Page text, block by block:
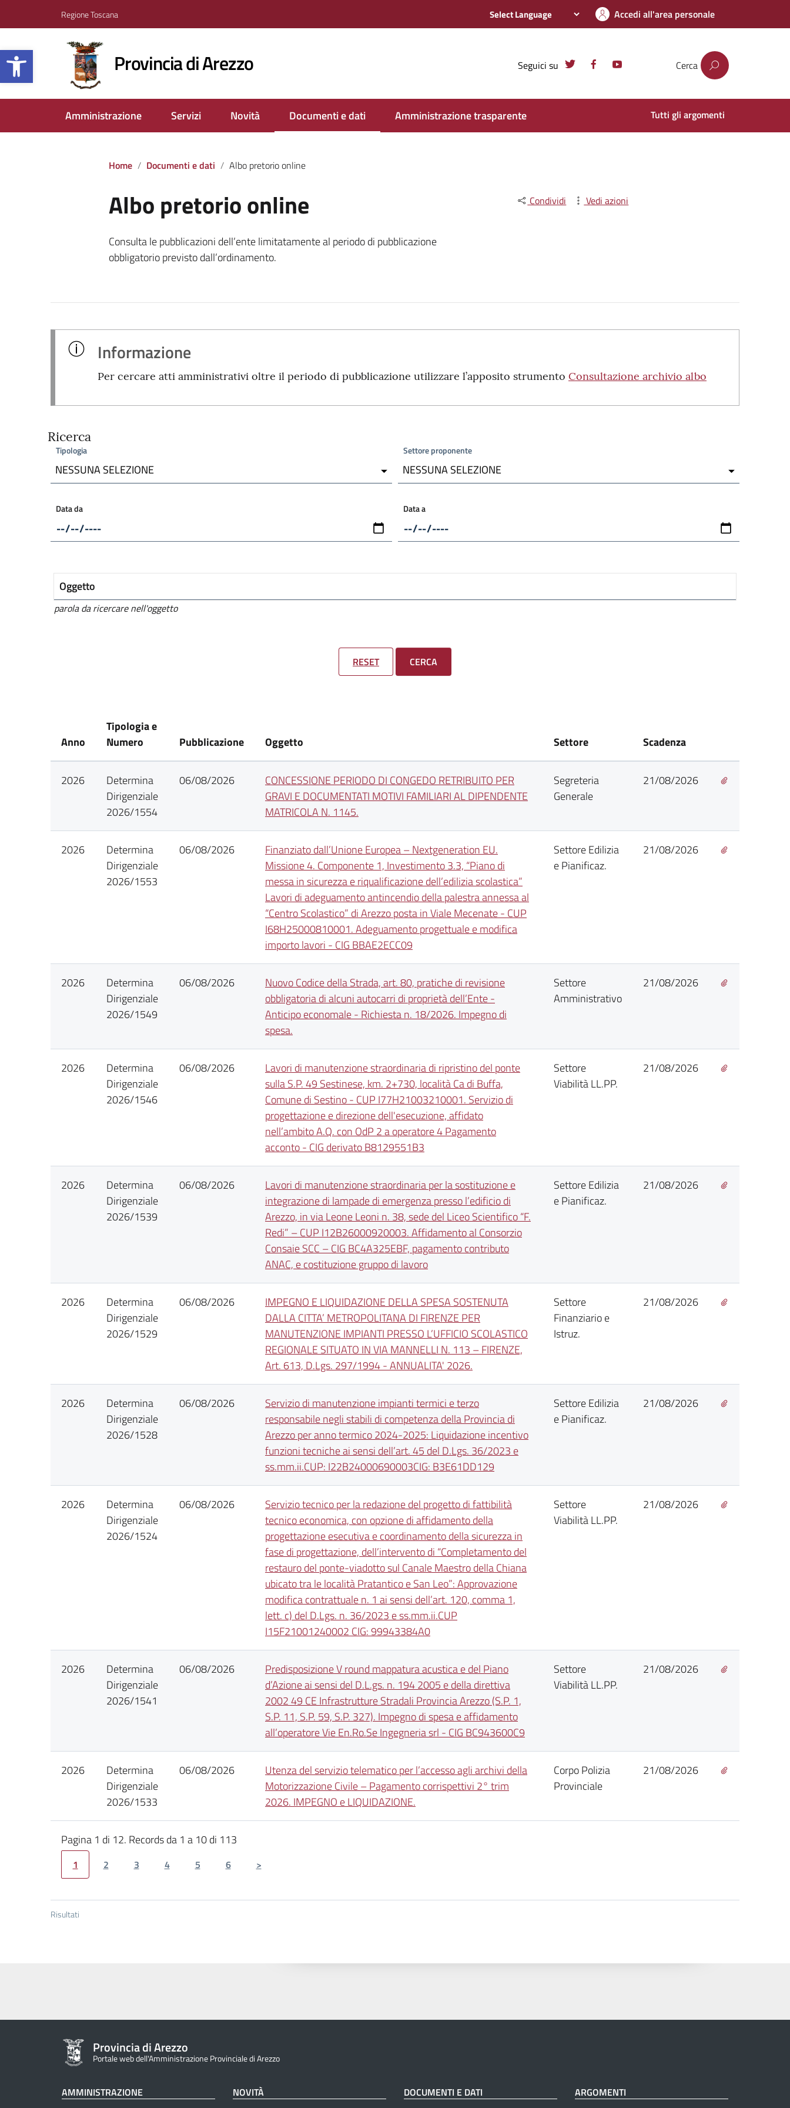
Apri la barra degli strumenti
Regione Toscana Accedi all'area personale
Provincia di Arezzo Seguici su Cerca
Amministrazione Servizi Novità Documenti e dati Amministrazione trasparente Tutti gli argomenti
Home Documenti e dati Albo pretorio online
Albo pretorio online
Consulta le pubblicazioni dell’ente limitatamente al periodo di pubblicazione
obbligatorio previsto dall’ordinamento.
Condividi Vedi azioni
Informazione
Per cercare atti amministrativi oltre il periodo di pubblicazione utilizzare l’apposito strumento Consultazione archivio albo
Ricerca
Tipologia
NESSUNA SELEZIONE
Settore proponente
NESSUNA SELEZIONE
Data da Data a
Oggetto
parola da ricercare nell'oggetto
RESET CERCA
Risultati
Anno
Tipologia e
Numero
Pubblicazione Oggetto Settore Scadenza
2026
Determina
Dirigenziale
2026/1554
06/08/2026
CONCESSIONE PERIODO DI CONGEDO RETRIBUITO PER
GRAVI E DOCUMENTATI MOTIVI FAMILIARI AL DIPENDENTE
MATRICOLA N. 1145.
Segreteria
Generale
21/08/2026
2026
Determina
Dirigenziale
2026/1553
06/08/2026
Finanziato dall’Unione Europea – Nextgeneration EU.
Missione 4. Componente 1, Investimento 3.3, “Piano di
messa in sicurezza e riqualificazione dell’edilizia scolastica”
Lavori di adeguamento antincendio della palestra annessa al
“Centro Scolastico” di Arezzo posta in Viale Mecenate - CUP
I68H25000810001. Adeguamento progettuale e modifica
importo lavori - CIG BBAE2ECC09
Settore Edilizia
e Pianificaz.
21/08/2026
2026
Determina
Dirigenziale
2026/1549
06/08/2026
Nuovo Codice della Strada, art. 80, pratiche di revisione
obbligatoria di alcuni autocarri di proprietà dell’Ente -
Anticipo economale - Richiesta n. 18/2026. Impegno di
spesa.
Settore
Amministrativo
21/08/2026
2026
Determina
Dirigenziale
2026/1546
06/08/2026
Lavori di manutenzione straordinaria di ripristino del ponte
sulla S.P. 49 Sestinese, km. 2+730, località Ca di Buffa,
Comune di Sestino - CUP I77H21003210001. Servizio di
progettazione e direzione dell'esecuzione, affidato
nell’ambito A.Q. con OdP 2 a operatore 4 Pagamento
acconto - CIG derivato B8129551B3
Settore
Viabilità LL.PP.
21/08/2026
2026
Determina
Dirigenziale
2026/1539
06/08/2026
Lavori di manutenzione straordinaria per la sostituzione e
integrazione di lampade di emergenza presso l’edificio di
Arezzo, in via Leone Leoni n. 38, sede del Liceo Scientifico “F.
Redi” – CUP I12B26000920003. Affidamento al Consorzio
Consaie SCC – CIG BC4A325EBF, pagamento contributo
ANAC, e costituzione gruppo di lavoro
Settore Edilizia
e Pianificaz.
21/08/2026
2026
Determina
Dirigenziale
2026/1529
06/08/2026
IMPEGNO E LIQUIDAZIONE DELLA SPESA SOSTENUTA
DALLA CITTA’ METROPOLITANA DI FIRENZE PER
MANUTENZIONE IMPIANTI PRESSO L’UFFICIO SCOLASTICO
REGIONALE SITUATO IN VIA MANNELLI N. 113 – FIRENZE,
Art. 613, D.Lgs. 297/1994 - ANNUALITA' 2026.
Settore
Finanziario e
Istruz.
21/08/2026
2026
Determina
Dirigenziale
2026/1528
06/08/2026
Servizio di manutenzione impianti termici e terzo
responsabile negli stabili di competenza della Provincia di
Arezzo per anno termico 2024-2025: Liquidazione incentivo
funzioni tecniche ai sensi dell’art. 45 del D.Lgs. 36/2023 e
ss.mm.ii.CUP: I22B24000690003CIG: B3E61DD129
Settore Edilizia
e Pianificaz.
21/08/2026
2026
Determina
Dirigenziale
2026/1524
06/08/2026
Servizio tecnico per la redazione del progetto di fattibilità
tecnico economica, con opzione di affidamento della
progettazione esecutiva e coordinamento della sicurezza in
fase di progettazione, dell’intervento di “Completamento del
restauro del ponte-viadotto sul Canale Maestro della Chiana
ubicato tra le località Pratantico e San Leo”: Approvazione
modifica contrattuale n. 1 ai sensi dell’art. 120, comma 1,
lett. c) del D.Lgs. n. 36/2023 e ss.mm.ii.CUP
I15F21001240002 CIG: 99943384A0
Settore
Viabilità LL.PP.
21/08/2026
2026
Determina
Dirigenziale
2026/1541
06/08/2026
Predisposizione V round mappatura acustica e del Piano
d’Azione ai sensi del D.L.gs. n. 194 2005 e della direttiva
2002 49 CE Infrastrutture Stradali Provincia Arezzo (S.P. 1,
S.P. 11, S.P. 59, S.P. 327). Impegno di spesa e affidamento
all’operatore Vie En.Ro.Se Ingegneria srl - CIG BC943600C9
Settore
Viabilità LL.PP.
21/08/2026
2026
Determina
Dirigenziale
2026/1533
06/08/2026
Utenza del servizio telematico per l’accesso agli archivi della
Motorizzazione Civile – Pagamento corrispettivi 2° trim
2026. IMPEGNO e LIQUIDAZIONE.
Corpo Polizia
Provinciale
21/08/2026
Pagina 1 di 12. Records da 1 a 10 di 113
1 2 3 4 5 6 >
Provincia di Arezzo
Portale web dell'Amministrazione Provinciale di Arezzo
AMMINISTRAZIONE
NOVITÀ
DOCUMENTI E DATI
ARGOMENTI